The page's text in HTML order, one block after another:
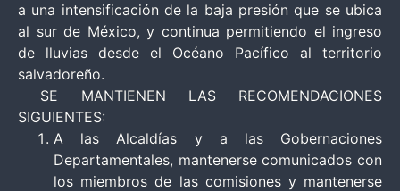
a una intensificación de la baja presión que se ubica
al sur de México, y continua permitiendo el ingreso
de lluvias desde el Océano Pacífico al territorio
salvadoreño.
SE MANTIENEN LAS RECOMENDACIONES
SIGUIENTES:
A las Alcaldías y a las Gobernaciones
Departamentales, mantenerse comunicados con
los miembros de las comisiones y mantenerse